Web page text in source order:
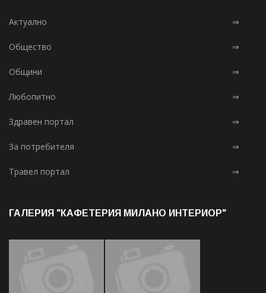
Актуално ⇒
Общество ⇒
Общини ⇒
Любопитно ⇒
Здравен портал ⇒
За потребителя ⇒
Травел портал ⇒
ГАЛЕРИЯ "КАФЕТЕРИЯ МИЛАНО ИНТЕРИОР"